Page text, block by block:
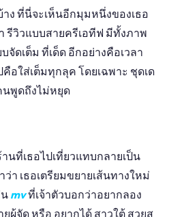
ง ที่นี่จะเห็นอีกมุมหนึ่งของเธอ
รีวิวแบบสายครีเอทีฟ มีทั้งภาพ
จัดเต็ม ที่เด็ด อีกอย่างคือเวลา
อใส่เต็มทุกลุค โดยเฉพาะ ชุดเด
นพูดถึงไม่หยุด
นที่เธอไปเที่ยวแทบกลายเป็น
า เธอเตรียมขยายเส้นทางใหม่
mvที่เจ้าตัวบอกว่าอยากลอง
ผู้จัด หรือ อยากได้ สาวใต้ สวยส